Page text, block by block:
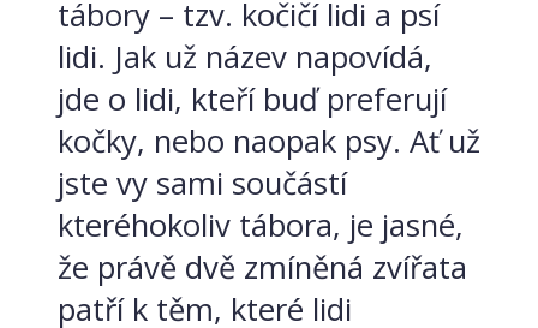
tábory – tzv. kočičí lidi a psí
lidi. Jak už název napovídá,
jde o lidi, kteří buď preferují
kočky, nebo naopak psy. Ať už
jste vy sami součástí
kteréhokoliv tábora, je jasné,
že právě dvě zmíněná zvířata
patří k těm, které lidi